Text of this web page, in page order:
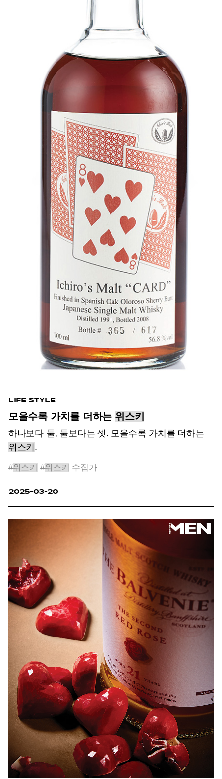
LIFE STYLE
모을수록 가치를 더하는 위스키
하나보다 둘, 둘보다는 셋. 모을수록 가치를 더하는
위스키 .
#위스키 #위스키 수집가
2025-03-20